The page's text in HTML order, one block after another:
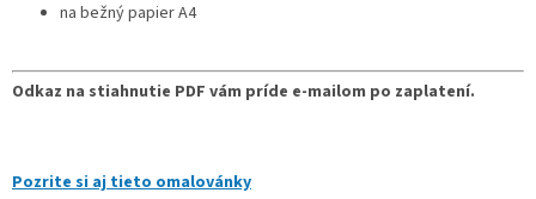
na bežný papier A4
Odkaz na stiahnutie PDF vám príde e-mailom po zaplatení.
Pozrite si aj tieto omalovánky